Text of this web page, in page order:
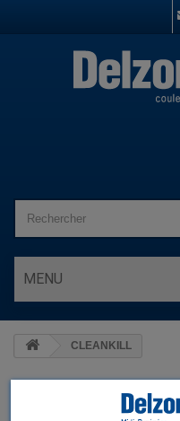
MENU
CLEANKILL
LISTE DE PRODUITS